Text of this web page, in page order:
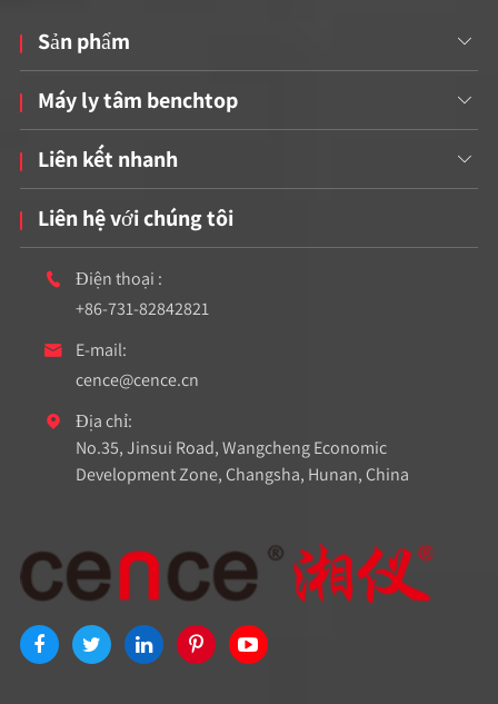
Sản phẩm 
Máy ly tâm benchtop 
Liên kết nhanh 
Liên hệ với chúng tôi

Điện thoại :
+86-731-82842821

E-mail:
cence@cence.cn

Địa chỉ:
No.35, Jinsui Road, Wangcheng Economic
Development Zone, Changsha, Hunan, China